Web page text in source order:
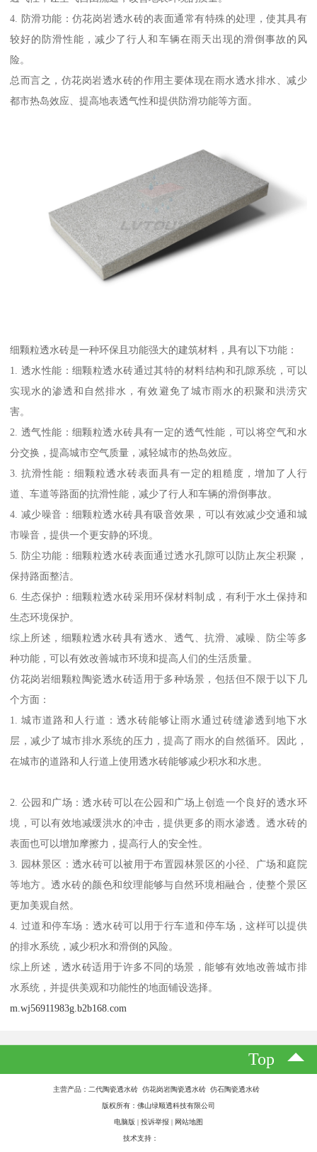
4. 防滑功能：仿花岗岩透水砖的表面通常有特殊的处理，使其具有
较好的防滑性能，减少了行人和车辆在雨天出现的滑倒事故的风
险。
总而言之，仿花岗岩透水砖的作用主要体现在雨水透水排水、减少
都市热岛效应、提高地表透气性和提供防滑功能等方面。
细颗粒透水砖是一种环保且功能强大的建筑材料，具有以下功能：
1. 透水性能：细颗粒透水砖通过其特的材料结构和孔隙系统，可以
实现水的渗透和自然排水，有效避免了城市雨水的积聚和洪涝灾
害。
2. 透气性能：细颗粒透水砖具有一定的透气性能，可以将空气和水
分交换，提高城市空气质量，减轻城市的热岛效应。
3. 抗滑性能：细颗粒透水砖表面具有一定的粗糙度，增加了人行
道、车道等路面的抗滑性能，减少了行人和车辆的滑倒事故。
4. 减少噪音：细颗粒透水砖具有吸音效果，可以有效减少交通和城
市噪音，提供一个更安静的环境。
5. 防尘功能：细颗粒透水砖表面通过透水孔隙可以防止灰尘积聚，
保持路面整洁。
6. 生态保护：细颗粒透水砖采用环保材料制成，有利于水土保持和
生态环境保护。
综上所述，细颗粒透水砖具有透水、透气、抗滑、减噪、防尘等多
种功能，可以有效改善城市环境和提高人们的生活质量。
仿花岗岩细颗粒陶瓷透水砖适用于多种场景，包括但不限于以下几
个方面：
1. 城市道路和人行道：透水砖能够让雨水通过砖缝渗透到地下水
层，减少了城市排水系统的压力，提高了雨水的自然循环。因此，
在城市的道路和人行道上使用透水砖能够减少积水和水患。
2. 公园和广场：透水砖可以在公园和广场上创造一个良好的透水环
境，可以有效地减缓洪水的冲击，提供更多的雨水渗透。透水砖的
表面也可以增加摩擦力，提高行人的安全性。
3. 园林景区：透水砖可以被用于布置园林景区的小径、广场和庭院
等地方。透水砖的颜色和纹理能够与自然环境相融合，使整个景区
更加美观自然。
4. 过道和停车场：透水砖可以用于行车道和停车场，这样可以提供
的排水系统，减少积水和滑倒的风险。
综上所述，透水砖适用于许多不同的场景，能够有效地改善城市排
水系统，并提供美观和功能性的地面铺设选择。
m.wj56911983g.b2b168.com
Top
主营产品：二代陶瓷透水砖 仿花岗岩陶瓷透水砖 仿石陶瓷透水砖
版权所有：佛山绿顺透科技有限公司
电脑版 | 投诉举报 | 网站地图
技术支持：